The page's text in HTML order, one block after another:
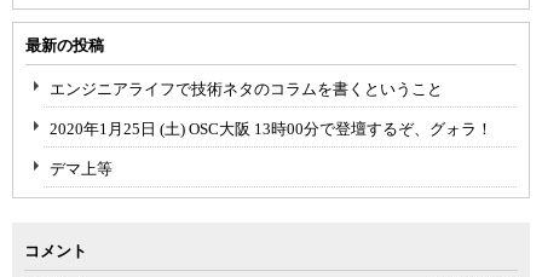
最新の投稿
エンジニアライフで技術ネタのコラムを書くということ
2020年1月25日 (土) OSC大阪 13時00分で登壇するぞ、グォラ！
デマ上等
コメント